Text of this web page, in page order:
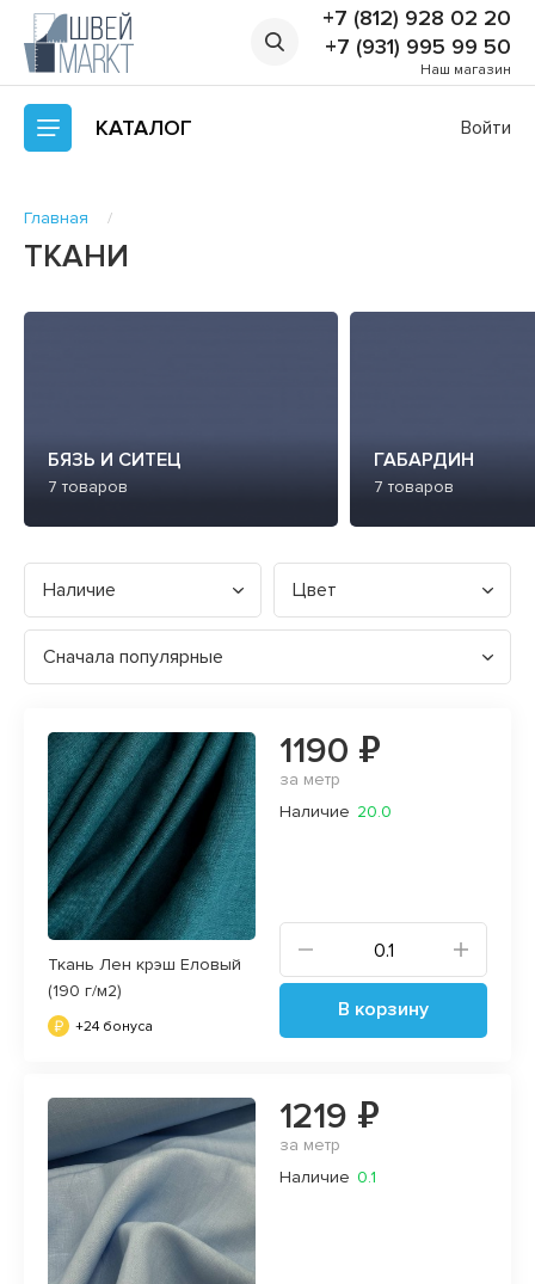
+7 (812) 928 02 20
+7 (931) 995 99 50
Наш магазин
КАТАЛОГ Войти
Главная
ТКАНИ
БЯЗЬ И СИТЕЦ
7 товаров
ГАБАРДИН
7 товаров
Наличие Цвет
Сначала популярные
Ткань Лен крэш Еловый
(190 г/м2)
+24 бонуса
1190 ₽
за метр
Наличие 20.0
В корзину
1219 ₽
за метр
Наличие 0.1